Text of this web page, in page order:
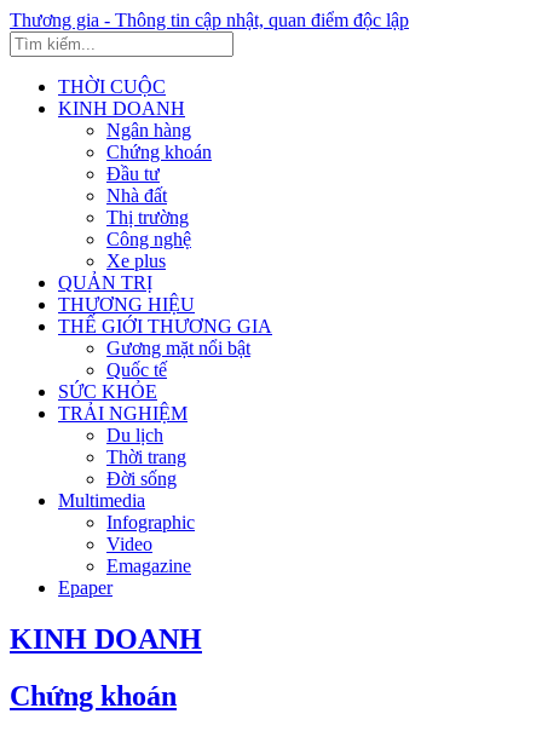
Thương gia - Thông tin cập nhật, quan điểm độc lập
THỜI CUỘC
KINH DOANH
Ngân hàng
Chứng khoán
Đầu tư
Nhà đất
Thị trường
Công nghệ
Xe plus
QUẢN TRỊ
THƯƠNG HIỆU
THẾ GIỚI THƯƠNG GIA
Gương mặt nổi bật
Quốc tế
SỨC KHỎE
TRẢI NGHIỆM
Du lịch
Thời trang
Đời sống
Multimedia
Infographic
Video
Emagazine
Epaper
KINH DOANH
Chứng khoán